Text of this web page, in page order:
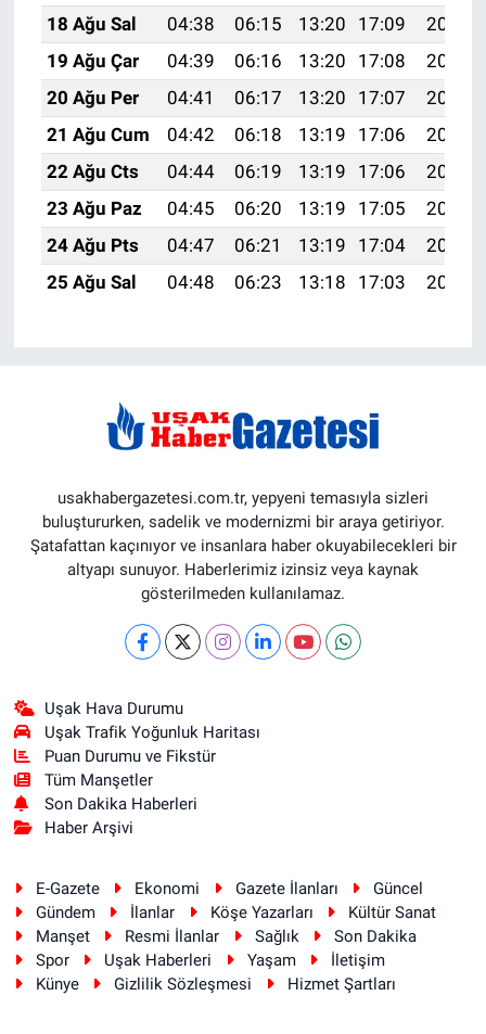
18 Ağu Sal
04:38 06:15 13:20 17:09
20:15
19 Ağu Çar
04:39 06:16 13:20 17:08
20:13
20 Ağu Per
04:41 06:17 13:20 17:07
20:12
21 Ağu Cum
04:42 06:18 13:19 17:06
20:10
22 Ağu Cts
04:44 06:19 13:19 17:06
20:09
23 Ağu Paz
04:45 06:20 13:19 17:05
20:07
24 Ağu Pts
04:47 06:21 13:19 17:04
20:06
25 Ağu Sal
04:48 06:23 13:18 17:03 20:04
usakhabergazetesi.com.tr, yepyeni temasıyla sizleri
buluştururken, sadelik ve modernizmi bir araya getiriyor.
Şatafattan kaçınıyor ve insanlara haber okuyabilecekleri bir
altyapı sunuyor. Haberlerimiz izinsiz veya kaynak
gösterilmeden kullanılamaz.
Uşak Hava Durumu
Uşak Trafik Yoğunluk Haritası
Puan Durumu ve Fikstür
Tüm Manşetler
Son Dakika Haberleri
Haber Arşivi
E-Gazete Ekonomi Gazete İlanları
Güncel
Gündem
İlanlar Köşe Yazarları
Kültür Sanat
Manşet
Resmi İlanlar Sağlık
Son Dakika
Spor
Uşak Haberleri Yaşam
İletişim
Künye
Gizlilik Sözleşmesi Hizmet Şartları